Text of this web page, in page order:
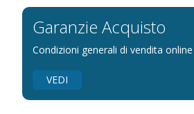
pennoni per bandiere
Garanzie Acquisto
Condizioni generali di vendita online
VEDI